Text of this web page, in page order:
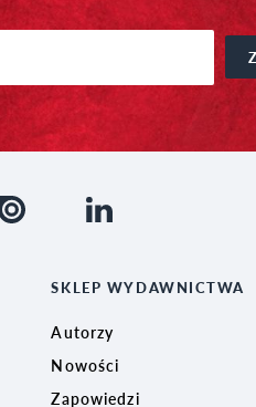
SKLEP WYDAWNICTWA
Autorzy
Nowości
Zapowiedzi